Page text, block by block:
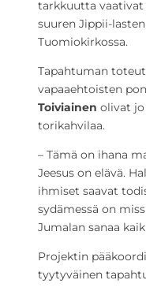
tarkkuutta vaativat
suuren Jippii-
Tuomiokirkossa.
Tapahtuman
vapaaehtoisten
Toiviainen olivat jo
torikahvilaa.
– Tämä on ihana
Jeesus on elävä.
ihmiset saavat
sydämessä on
Jumalan sanaa
Projektin
tyytyväinen